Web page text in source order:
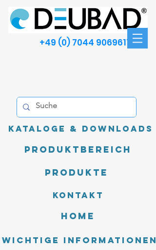
+49 (0) 7044 9069611
Kataloge & Downloads
Produktbereich
Produkte
Kontakt
Home
Wichtige Informationen